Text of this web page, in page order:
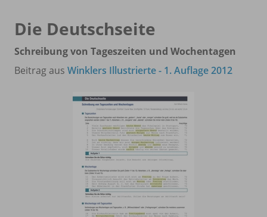
Die Deutschseite
Schreibung von Tageszeiten und Wochentagen
Beitrag aus Winklers Illustrierte - 1. Auflage 2012